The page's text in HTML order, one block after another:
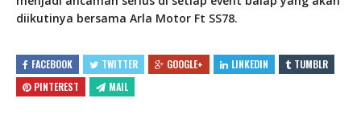
diikutinya bersama Arla Motor Ft SS78.
FACEBOOK TWITTER GOOGLE+ LINKEDIN
TUMBLR
PINTEREST
MAIL